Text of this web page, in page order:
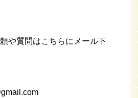
や質問はこちらにメール下